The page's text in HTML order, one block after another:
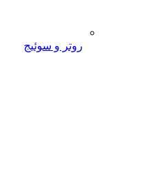
روتر و سوئیج